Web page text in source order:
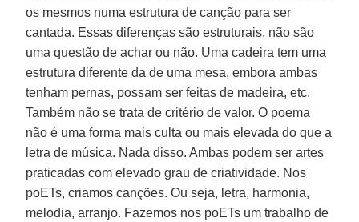
os mesmos numa estrutura de canção para ser
cantada. Essas diferenças são estruturais, não são
uma questão de achar ou não. Uma cadeira tem uma
estrutura diferente da de uma mesa, embora ambas
tenham pernas, possam ser feitas de madeira, etc.
Também não se trata de critério de valor. O poema
não é uma forma mais culta ou mais elevada do que a
letra de música. Nada disso. Ambas podem ser artes
praticadas com elevado grau de criatividade. Nos
poETs, criamos canções. Ou seja, letra, harmonia,
melodia, arranjo. Fazemos nos poETs um trabalho de